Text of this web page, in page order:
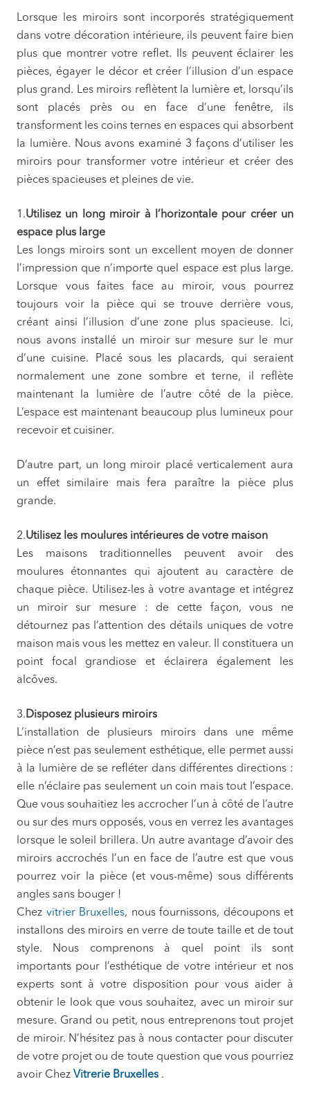
Lorsque les miroirs sont incorporés stratégiquement
dans votre décoration intérieure, ils peuvent faire bien
plus que montrer votre reflet. Ils peuvent éclairer les
pièces, égayer le décor et créer l’illusion d’un espace
plus grand. Les miroirs reflètent la lumière et, lorsqu’ils
sont placés près ou en face d’une fenêtre, ils
transforment les coins ternes en espaces qui absorbent
la lumière. Nous avons examiné 3 façons d’utiliser les
miroirs pour transformer votre intérieur et créer des
pièces spacieuses et pleines de vie.
1.Utilisez un long miroir à l’horizontale pour créer un
espace plus large
Les longs miroirs sont un excellent moyen de donner
l’impression que n’importe quel espace est plus large.
Lorsque vous faites face au miroir, vous pourrez
toujours voir la pièce qui se trouve derrière vous,
créant ainsi l’illusion d’une zone plus spacieuse. Ici,
nous avons installé un miroir sur mesure sur le mur
d’une cuisine. Placé sous les placards, qui seraient
normalement une zone sombre et terne, il reflète
maintenant la lumière de l’autre côté de la pièce.
L’espace est maintenant beaucoup plus lumineux pour
recevoir et cuisiner.
D’autre part, un long miroir placé verticalement aura
un effet similaire mais fera paraître la pièce plus
grande.
2.Utilisez les moulures intérieures de votre maison
Les maisons traditionnelles peuvent avoir des
moulures étonnantes qui ajoutent au caractère de
chaque pièce. Utilisez-les à votre avantage et intégrez
un miroir sur mesure : de cette façon, vous ne
détournez pas l’attention des détails uniques de votre
maison mais vous les mettez en valeur. Il constituera un
point focal grandiose et éclairera également les
alcôves.
3. Disposez plusieurs miroirs
L’installation de plusieurs miroirs dans une même
pièce n’est pas seulement esthétique, elle permet aussi
à la lumière de se refléter dans différentes directions :
elle n’éclaire pas seulement un coin mais tout l’espace.
Que vous souhaitiez les accrocher l’un à côté de l’autre
ou sur des murs opposés, vous en verrez les avantages
lorsque le soleil brillera. Un autre avantage d’avoir des
miroirs accrochés l’un en face de l’autre est que vous
pourrez voir la pièce (et vous-même) sous différents
angles sans bouger !
Chez vitrier Bruxelles, nous fournissons, découpons et
installons des miroirs en verre de toute taille et de tout
style. Nous comprenons à quel point ils sont
importants pour l’esthétique de votre intérieur et nos
experts sont à votre disposition pour vous aider à
obtenir le look que vous souhaitez, avec un miroir sur
mesure. Grand ou petit, nous entreprenons tout projet
de miroir. N’hésitez pas à nous contacter pour discuter
de votre projet ou de toute question que vous pourriez
avoir Chez Vitrerie Bruxelles .